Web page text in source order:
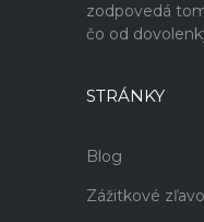
zodpovedá
čo od
STRÁNKY
Blog
Zážitkové